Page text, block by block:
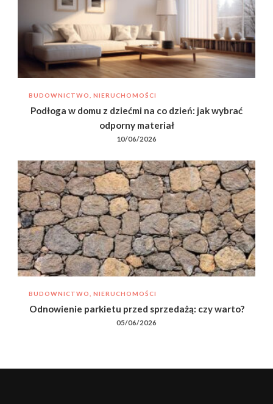
BUDOWNICTWO, NIERUCHOMOŚCI
Podłoga w domu z dziećmi na co dzień: jak wybrać
odporny materiał
10/06/2026
BUDOWNICTWO, NIERUCHOMOŚCI
Odnowienie parkietu przed sprzedażą: czy warto?
05/06/2026